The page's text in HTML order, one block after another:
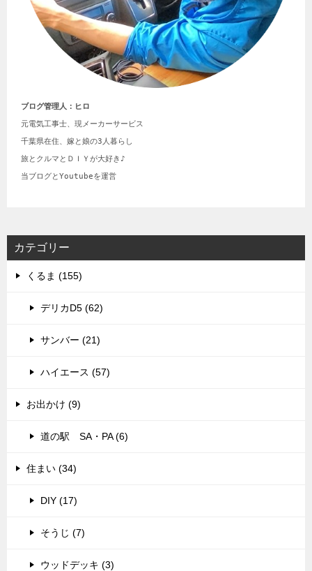
ブログ管理人：ヒロ
元電気工事士、現メーカーサービス
千葉県在住、嫁と娘の3人暮らし
旅とクルマとＤＩＹが大好き♪
当ブログとYoutubeを運営
カテゴリー
くるま (155)
デリカD5 (62)
サンバー (21)
ハイエース (57)
お出かけ (9)
道の駅 SA・PA (6)
住まい (34)
DIY (17)
そうじ (7)
ウッドデッキ (3)